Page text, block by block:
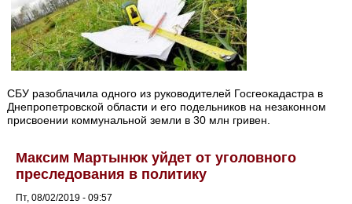
СБУ разоблачила одного из руководителей Госгеокадастра в
Днепропетровской области и его подельников на незаконном
присвоении коммунальной земли в 30 млн гривен.
Максим Мартынюк уйдет от уголовного
преследования в политику
Пт, 08/02/2019 - 09:57